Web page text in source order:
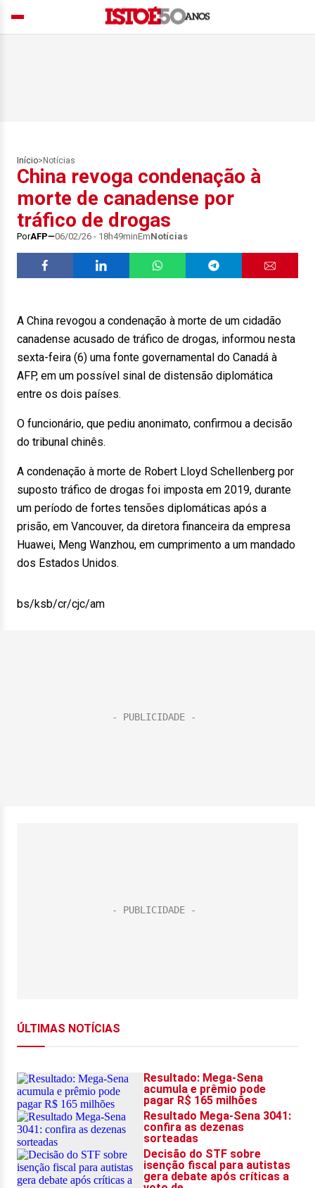
Início> Notícias
China revoga condenação à
morte de canadense por
tráfico de drogas
PorAFP 06/02/26 - 18h49minEmNotícias
A China revogou a condenação à morte de um cidadão
canadense acusado de tráfico de drogas, informou nesta
sexta-feira (6) uma fonte governamental do Canadá à
AFP, em um possível sinal de distensão diplomática
entre os dois países.
O funcionário, que pediu anonimato, confirmou a decisão
do tribunal chinês.
A condenação à morte de Robert Lloyd Schellenberg por
suposto tráfico de drogas foi imposta em 2019, durante
um período de fortes tensões diplomáticas após a
prisão, em Vancouver, da diretora financeira da empresa
Huawei, Meng Wanzhou, em cumprimento a um mandado
dos Estados Unidos.
bs/ksb/cr/cjc/am